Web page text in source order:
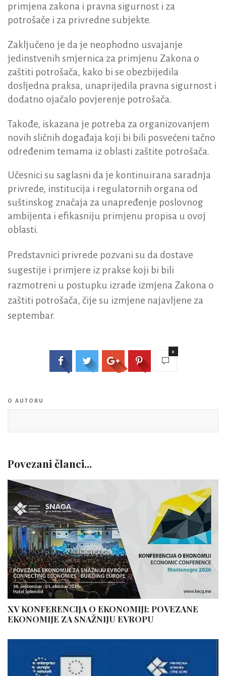
primjena zakona i pravna sigurnost i za
potrošače i za privredne subjekte.
Zaključeno je da je neophodno usvajanje
jedinstvenih smjernica za primjenu Zakona o
zaštiti potrošača, kako bi se obezbijedila
dosljedna praksa, unaprijedila pravna sigurnost i
dodatno ojačalo povjerenje potrošača.
Takođe, iskazana je potreba za organizovanjem
novih sličnih događaja koji bi bili posvećeni tačno
određenim temama iz oblasti zaštite potrošača.
Učesnici su saglasni da je kontinuirana saradnja
privrede, institucija i regulatornih organa od
suštinskog značaja za unapređenje poslovnog
ambijenta i efikasniju primjenu propisa u ovoj
oblasti.
Predstavnici privrede pozvani su da dostave
sugestije i primjere iz prakse koji bi bili
razmotreni u postupku izrade izmjena Zakona o
zaštiti potrošača, čije su izmjene najavljene za
septembar.
0
O AUTORU
Povezani članci...
XV KONFERENCIJA O EKONOMIJI: POVEZANE
EKONOMIJE ZA SNAŽNIJU EVROPU